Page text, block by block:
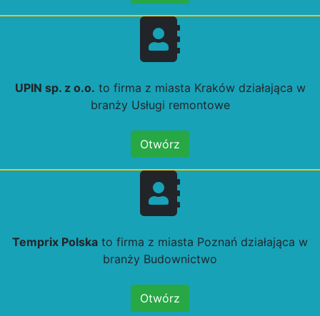
UPIN sp. z o.o. to firma z miasta Kraków działająca w
branży Usługi remontowe
Otwórz
Temprix Polska to firma z miasta Poznań działająca w
branży Budownictwo
Otwórz